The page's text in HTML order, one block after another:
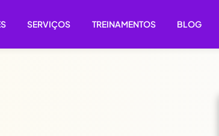
SERVIÇOS TREINAMENTOS BLOG